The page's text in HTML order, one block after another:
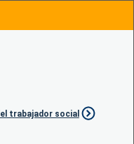
trabajador social